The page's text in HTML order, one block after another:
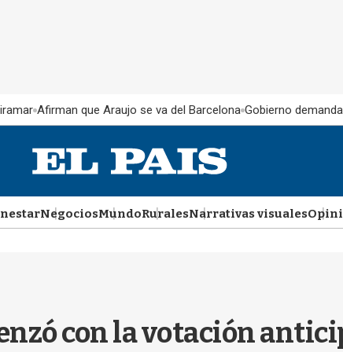
Afirman que Araujo se va del Barcelona Gobierno
NegociosMundoRuralesNarrativas visuales
con la votación